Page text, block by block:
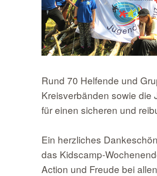
Rund 70 Helfende und
Kreisverbänden sowie die
für einen sicheren und
Ein herzliches
das Kidscamp-
Action und Freude bei